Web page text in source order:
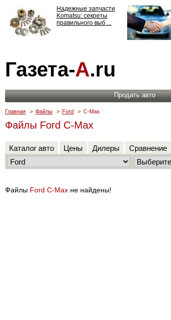
Надежные запчасти
Komatsu: секреты
правильного выб ...
ответственности: все,
что нужно знать ...
Газета-А.ru
Продать авто
Главная > Файлы > Ford > C-Max
Файлы Ford C-Max
Каталог авто Цены Дилеры Сравнение
Файлы Ford C-Max не найдены!